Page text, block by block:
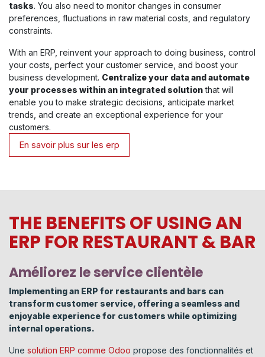
tasks. You also need to monitor changes in consumer
preferences, fluctuations in raw material costs, and regulatory
constraints.
With an ERP, reinvent your approach to doing business, control
your costs, perfect your customer service, and boost your
business development. Centralize your data and automate
your processes within an integrated solutionthat will
enable you to make strategic decisions, anticipate market
trends, and create an exceptional experience for your
customers.
En savoir plus sur les erp
THE BENEFITS OF USING AN
ERP FOR RESTAURANT & BAR
Améliorez le service clientèle
Implementing an ERP for restaurants and bars can
transform customer service, offering a seamless and
enjoyable experience for customers while optimizing
internal operations.
Une solution ERP comme Odoo propose des fonctionnalités et